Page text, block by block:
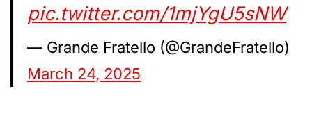
pic.twitter.com/1mjYgU5sNW
— Grande Fratello (@GrandeFratello)
March 24, 2025